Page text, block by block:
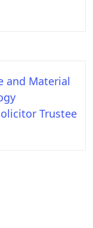
and Material
Trustee